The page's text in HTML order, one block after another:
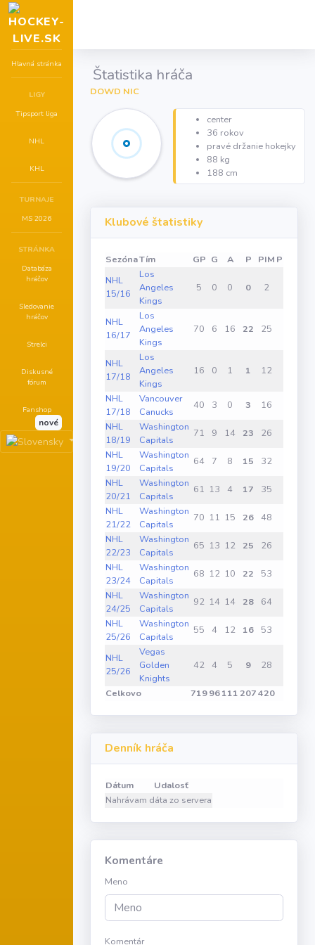
Hlavná stránka
LIGY
Tipsport liga
NHL
KHL
TURNAJE
MS 2026
STRÁNKA
Databáza
hráčov
Sledovanie
hráčov
Strelci
Diskusné
fórum
Fanshop
nové
Štatistika hráča
DOWD NIC
center
36 rokov
pravé držanie hokejky
88 kg
188 cm
Klubové štatistiky
SezónaTím GP G A P PIM PPG
NHL
15/16
Los
Angeles
Kings
5 0 0 0 2
NHL
16/17
Los
Angeles
Kings
70 6 16 22 25
NHL
17/18
Los
Angeles
Kings
16 0 1 1 12
NHL
17/18
Vancouver
Canucks
40 3 0 3 16
NHL
18/19
Washington
Capitals
71 9 14 23 26
NHL
19/20
Washington
Capitals
64 7 8 15 32
NHL
20/21
Washington
Capitals
61 13 4 17 35
NHL
21/22
Washington
Capitals
70 11 15 26 48
NHL
22/23
Washington
Capitals
65 13 12 25 26
NHL
23/24
Washington
Capitals
68 12 10 22 53
NHL
24/25
Washington
Capitals
92 14 14 28 64
NHL
25/26
Washington
Capitals
55 4 12 16 53
NHL
25/26
Vegas
Golden
Knights
42 4 5 9 28
Celkovo 71996111 207420
Denník hráča
Dátum
Udalosť
Nahrávam dáta zo servera
Komentáre
Meno
Komentár